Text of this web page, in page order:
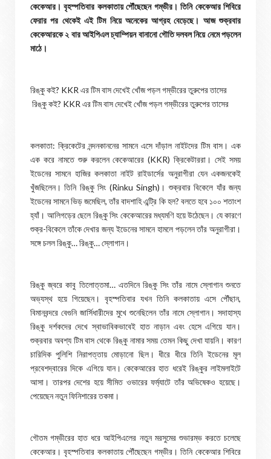
কেকেআর। বৃহস্পতিবার কলকাতায় পৌঁছেছেন গম্ভীর। তিনি কেকেআর শিবিরে
ফেরার পর থেকেই এই টিম নিয়ে অনেকের আগ্রহ বেড়েছে। আজ শুক্রবার
কেকেআরকে ২ বার আইপিএল চ্যাম্পিয়ন বানানো গৌতি দলবল নিয়ে নেমে পড়লেন
মাঠে।
রিঙ্কু কই? KKR এর টিম বাস দেখেই খোঁজ পড়ল গম্ভীরের তুরুপের তাসের
রিঙ্কু কই? KKR এর টিম বাস দেখেই খোঁজ পড়ল গম্ভীরের তুরুপের তাসের
কলকাতা: ক্রিকেটের নন্দনকাননের সামনে এসে দাঁড়াল নাইটদের টিম বাস। এক
এক করে নামতে শুরু করলেন কেকেআরের (KKR) ক্রিকেটাররা। সেই সময়
ইডেনের সামনে হাজির কলকাতা নাইট রাইডার্সের অনুরাগীরা যেন একজনকেই
খুঁজছিলেন। তিনি রিঙ্কু সিং (Rinku Singh)। শুক্রবার বিকেলে যাঁর জন্য
ইডেনের সামনে ভিড় জমেছিল, তাঁর বাদশাহি এন্ট্রি কি হল? বলতে হবে ১০০ শতাংশ
হ্যাঁ। আলিগড়ের ছেলে রিঙ্কু সিং কেকেআরের মধ্যমণি হয়ে উঠেছেন। যে কারণে
শুক্র-বিকেলে তাঁকে দেখার জন্য ইডেনের সামনে হামলে পড়লেন তাঁর অনুরাগীরা।
সঙ্গে চলল রিঙ্কু… রিঙ্কু… স্লোগান।
রিঙ্কু জ্বরে কাবু তিলোত্তমা… এতদিনে রিঙ্কু সিং তাঁর নামে স্লোগান শুনতে
অভ্যস্থ হয়ে গিয়েছেন। বৃহস্পতিবার যখন তিনি কলকাতায় এসে পৌঁছান,
বিমানবন্দরে বেগুনি জার্সিধারীদের মুখে শুনেছিলেন তাঁর নামে স্লোগান। সদাহাস্য
রিঙ্কু দর্শকদের দেখে স্বাভাবিকভাবেই হাত নাড়ান এবং হেসে এগিয়ে যান।
শুক্রবার অবশ্য টিম বাস থেকে রিঙ্কু নামার সময় তেমন কিছু দেখা যায়নি। কারণ
চারিদিক পুলিশি নিরাপত্তায় মোড়ানো ছিল। ধীরে ধীরে তিনি ইডেনের মূল
প্রবেশদ্বারের দিকে এগিয়ে যান। কেকেআরের হাত ধরেই রিঙ্কুর লাইমলাইটে
আসা। তারপর দেশের হয়ে সীমিত ওভারের ফর্ম্যাটে তাঁর অভিষেকও হয়েছে।
পেয়েছেন নতুন ফিনিশারের তকমা।
গৌতম গম্ভীরের হাত ধরে আইপিএলের নতুন মরসুমের শুভারম্ভ করতে চলেছে
কেকেআর। বৃহস্পতিবার কলকাতায় পৌঁছেছেন গম্ভীর। তিনি কেকেআর শিবিরে